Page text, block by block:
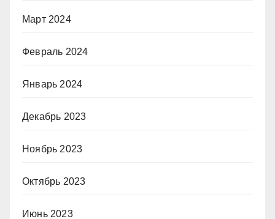
Март 2024
Февраль 2024
Январь 2024
Декабрь 2023
Ноябрь 2023
Октябрь 2023
Июнь 2023